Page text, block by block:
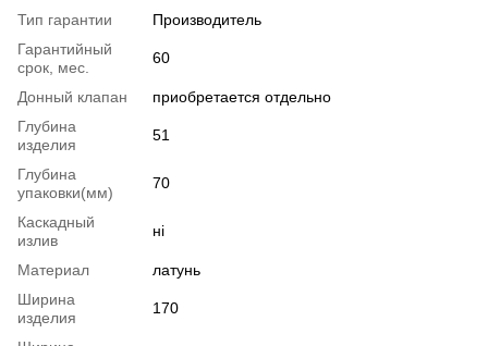
Тип гарантии
Производитель
Гарантийный
срок, мес.
60
Донный клапан
приобретается отдельно
Глубина
изделия
51
Глубина
упаковки(мм)
70
Каскадный
излив
ні
Материал
латунь
Ширина
изделия
170